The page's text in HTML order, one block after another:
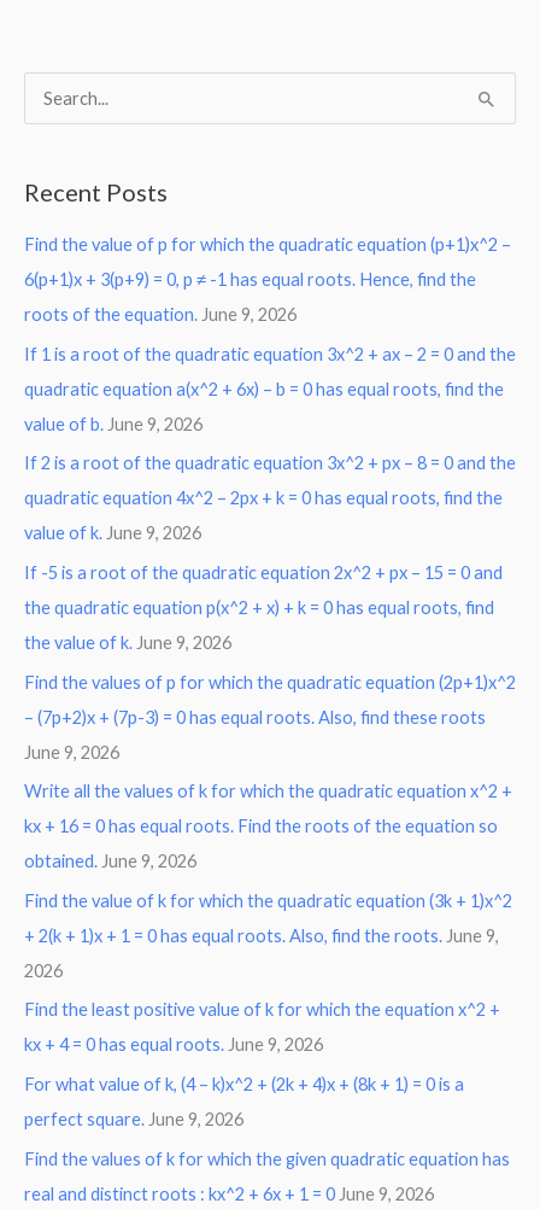
c
h
f
o
r
:
Recent Posts
Find the value of p for which the quadratic equation (p+1)x^2 –
6(p+1)x + 3(p+9) = 0, p ≠ -1 has equal roots. Hence, find the
roots of the equation. June 9, 2026
If 1 is a root of the quadratic equation 3x^2 + ax – 2 = 0 and the
quadratic equation a(x^2 + 6x) – b = 0 has equal roots, find the
value of b. June 9, 2026
If 2 is a root of the quadratic equation 3x^2 + px – 8 = 0 and the
quadratic equation 4x^2 – 2px + k = 0 has equal roots, find the
value of k. June 9, 2026
If -5 is a root of the quadratic equation 2x^2 + px – 15 = 0 and
the quadratic equation p(x^2 + x) + k = 0 has equal roots, find
the value of k. June 9, 2026
Find the values of p for which the quadratic equation (2p+1)x^2
– (7p+2)x + (7p-3) = 0 has equal roots. Also, find these roots
June 9, 2026
Write all the values of k for which the quadratic equation x^2 +
kx + 16 = 0 has equal roots. Find the roots of the equation so
obtained. June 9, 2026
Find the value of k for which the quadratic equation (3k + 1)x^2
+ 2(k + 1)x + 1 = 0 has equal roots. Also, find the roots. June 9,
2026
Find the least positive value of k for which the equation x^2 +
kx + 4 = 0 has equal roots.June 9, 2026
For what value of k, (4 – k)x^2 + (2k + 4)x + (8k + 1) = 0 is a
perfect square. June 9, 2026
Find the values of k for which the given quadratic equation has
real and distinct roots : kx^2 + 6x + 1 = 0 June 9, 2026